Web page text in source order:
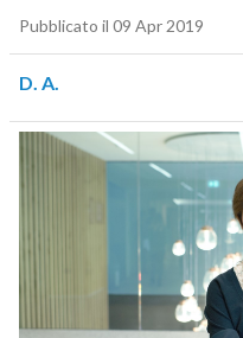
Pubblicato il 09 Apr 2019
D. A.